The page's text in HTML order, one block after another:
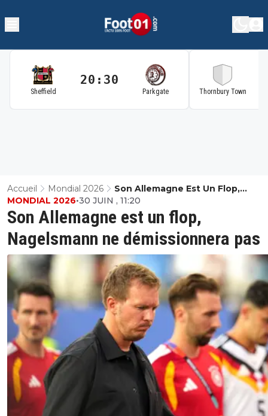
Sheffield
20:30
Parkgate Thornbury Town
Accueil Mondial 2026
Son Allemagne Est Un Flop,
Nagelsmann Ne Démissionnera
Son Allemagne est un flop,
Nagelsmann ne démissionnera pas
MONDIAL 2026•30 JUIN , 11:20